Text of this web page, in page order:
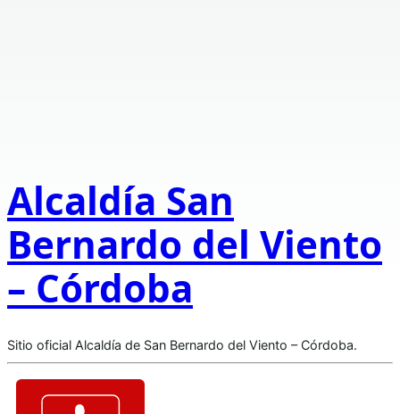
Alcaldía San
Bernardo del Viento
– Córdoba
Sitio oficial Alcaldía de San Bernardo del Viento – Córdoba.